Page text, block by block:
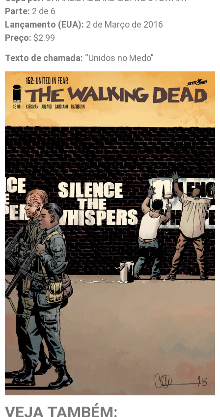
Parte: 2 de 6
Lançamento (EUA): 2 de Março de 2016
Preço: $2.99
Texto de chamada: “Unidos no Medo”
VEJA TAMBÉM: